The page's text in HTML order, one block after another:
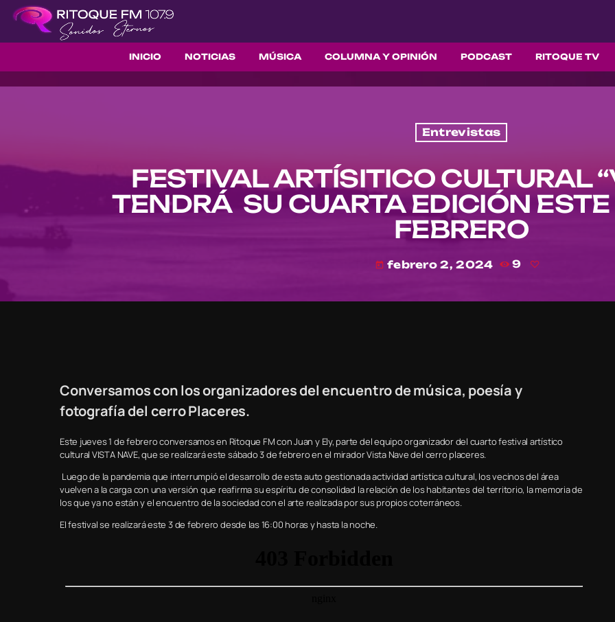
INICIO NOTICIAS MÚSICA COLUMNA Y OPINIÓN PODCAST RITOQUE TV
Entrevistas
FESTIVAL ARTÍSITICO CULTURAL
TENDRÁ SU CUARTA EDICIÓN
FEBRERO
today febrero 2, 2024 9
Conversamos con los organizadores del encuentro de música, poesía y
fotografía del cerro Placeres.
Este jueves 1 de febrero conversamos en Ritoque FM con Juan y Ely, parte del equipo organizador del cuarto festival artístico
cultural VISTA NAVE, que se realizará este sábado 3 de febrero en el mirador Vista Nave del cerro placeres.
Luego de la pandemia que interrumpió el desarrollo de esta auto gestionada actividad artística cultural, los vecinos del área
vuelven a la carga con una versión que reafirma su espíritu de consolidad la relación de los habitantes del territorio, la memoria de
los que ya no están y el encuentro de la sociedad con el arte realizada por sus propios coterráneos.
El festival se realizará este 3 de febrero desde las 16:00 horas y hasta la noche.